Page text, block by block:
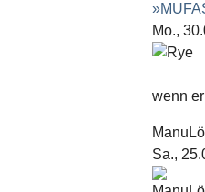
Mo.,
wenn
Sa.,